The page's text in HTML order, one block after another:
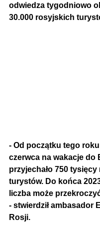
odwiedza tygodniowo
30.000 rosyjskich
- Od początku tego
czerwca na wakacje do
przyjechało 750 tysięcy
turystów. Do końca
liczba może
- stwierdził ambasador
Rosji.